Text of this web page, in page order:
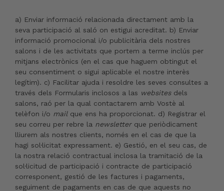
a) Enviar informació relacionada directament amb la
seva participació al saló on estigui acreditat. b) Enviar
informació promocional i/o publicitària dels nostres
salons i de les activitats que portem a terme inclús per
mitjans electrònics (en el cas que haguem obtingut el
seu consentiment o sigui aplicable el nostre interès
legítim). c) Facilitar ajuda i resoldre les seves consultes a
través dels Formularis inclosos a las websitesdels
salons, raó per la qual contactarem amb Vostè al
telèfon i/o mailque ens ha proporcionat. d) Registrar el
seu correu per rebre la newsletterque periòdicament
lliurem als nostres clients, només en el cas de que la
hagi sol·licitat expressament. e) Gestió, en el seu cas, de
la nostra relació contractual inclosa la tramitació de la
sol·licitud de participació i contracte de participació
corresponent, gestió de les factures i pagaments,
seguiment de pagaments en cas de que aquests no